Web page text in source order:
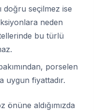
doğru seçilmez ise
neden
bu türlü
porselen
uygun fiyattadır.
önüne aldığımızda